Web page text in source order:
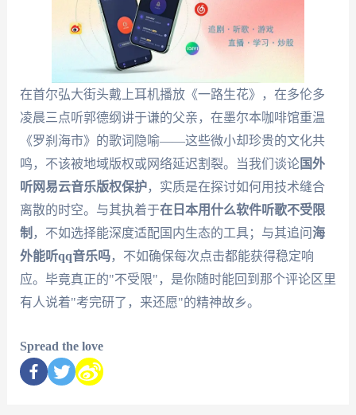
在首尔弘大街头戴上耳机播放《一路生花》，在多伦多
凌晨三点听郭德纲讲于谦的父亲，在墨尔本咖啡馆重温
《罗刹海市》的歌词隐喻——这些微小却珍贵的文化共
鸣，不该被地域版权或网络延迟割裂。当我们谈论国外
听网易云音乐版权保护，实质是在探讨如何用技术缝合
离散的时空。与其执着于在日本用什么软件听歌不受限
制 ，不如选择能深度适配国内生态的工具；与其追问 海
外能听qq音乐吗，不如确保每次点击都能获得稳定响
应。毕竟真正的"不受限"，是你随时能回到那个评论区里
有人说着"考完研了，来还愿"的精神故乡。
Spread the love